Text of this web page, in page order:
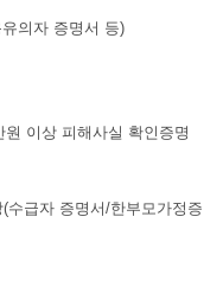
유의자 증명서 등)
원 이상 피해사실 확인증명
(수급자 증명서/한부모가정증